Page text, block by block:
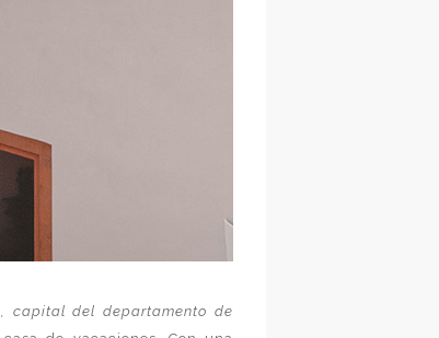
capital del departamento de